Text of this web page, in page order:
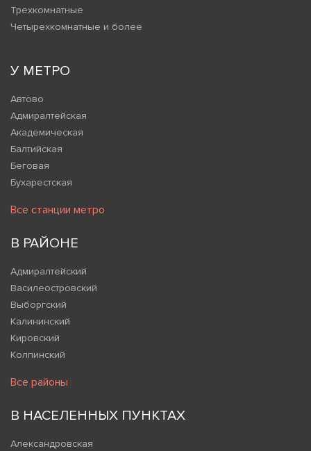
Трехкомнатные
Четырехкомнатные и более
У МЕТРО
Автово
Адмиралтейская
Академическая
Балтийская
Беговая
Бухарестская
Все станции метро
В РАЙОНЕ
Адмиралтейский
Василеостровский
Выборгский
Калининский
Кировский
Колпинский
Все районы
В НАСЕЛЕННЫХ ПУНКТАХ
Александровская